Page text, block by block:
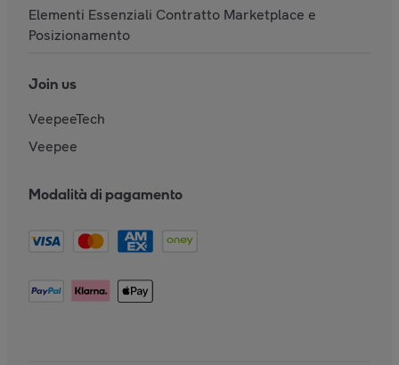
Elementi Essenziali Contratto Marketplace e
Posizionamento
Join us
VeepeeTech
Veepee
Modalità di pagamento